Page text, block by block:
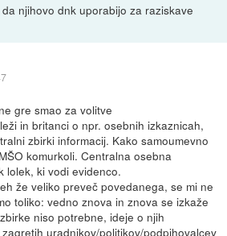
njihovo dnk uporabijo za raziskave
gre smao za volitve
in britanci o npr. osebnih izkaznicah,
zbirki informacij. Kako samoumevno
komurkoli. Centralna osebna
lolek, ki vodi evidenco.
že veliko preveč povedanega, se mi ne
toliko: vedno znova in znova se izkaže
niso potrebne, ideje o njih
uradnikov/politikov/podpihovalcev